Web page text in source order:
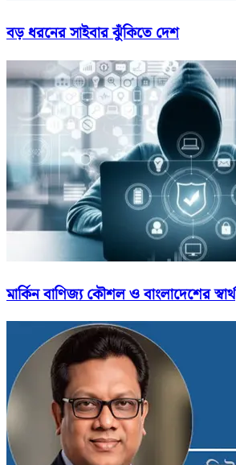
বড় ধরনের সাইবার ঝুঁকিতে দেশ
মার্কিন বাণিজ্য কৌশল ও বাংলাদেশের স্বার্থ